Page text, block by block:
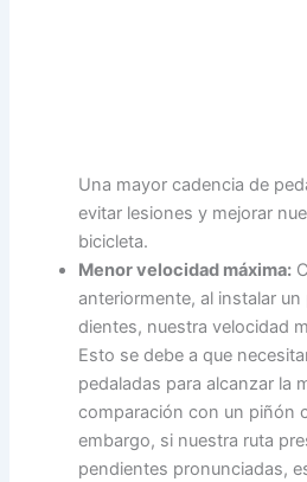
Una mayor cadencia de
evitar lesiones y mejorar
bicicleta.
Menor velocidad máxima:
anteriormente, al instalar
dientes, nuestra velocidad
Esto se debe a que
pedaladas para alcanzar la
comparación con un piñón
embargo, si nuestra ruta
pendientes pronunciadas,